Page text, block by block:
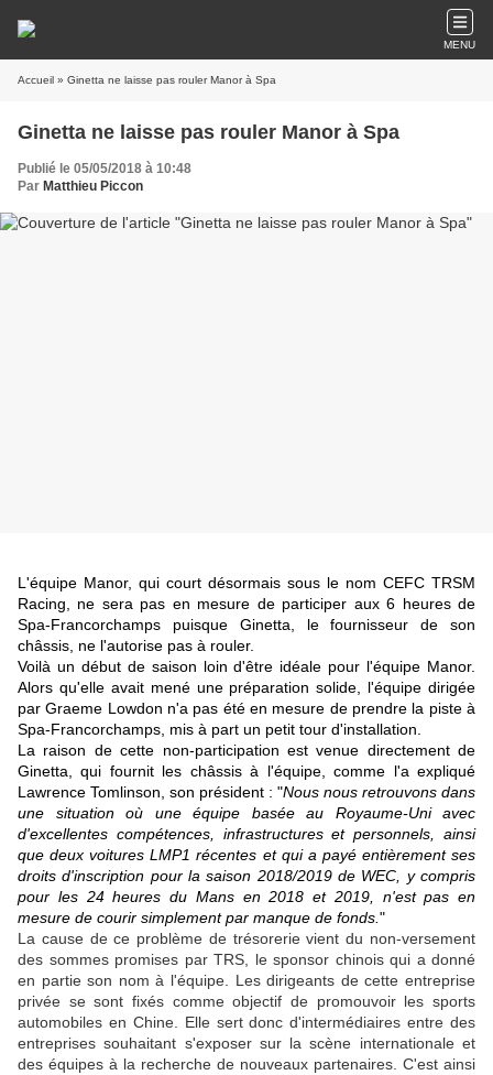
MENU
Accueil » Ginetta ne laisse pas rouler Manor à Spa
Ginetta ne laisse pas rouler Manor à Spa
Publié le 05/05/2018 à 10:48
Par Matthieu Piccon
L'équipe Manor, qui court désormais sous le nom CEFC TRSM
Racing, ne sera pas en mesure de participer aux 6 heures de
Spa-Francorchamps puisque Ginetta, le fournisseur de son
châssis, ne l'autorise pas à rouler.
Voilà un début de saison loin d'être idéale pour l'équipe Manor.
Alors qu'elle avait mené une préparation solide, l'équipe dirigée
par Graeme Lowdon n'a pas été en mesure de prendre la piste à
Spa-Francorchamps, mis à part un petit tour d'installation.
La raison de cette non-participation est venue directement de
Ginetta, qui fournit les châssis à l'équipe, comme l'a expliqué
Lawrence Tomlinson, son président : "Nous nous retrouvons dans
une situation où une équipe basée au Royaume-Uni avec
d'excellentes compétences, infrastructures et personnels, ainsi
que deux voitures LMP1 récentes et qui a payé entièrement ses
droits d'inscription pour la saison 2018/2019 de WEC, y compris
pour les 24 heures du Mans en 2018 et 2019, n'est pas en
mesure de courir simplement par manque de fonds. "
La cause de ce problème de trésorerie vient du non-versement
des sommes promises par TRS, le sponsor chinois qui a donné
en partie son nom à l'équipe. Les dirigeants de cette entreprise
privée se sont fixés comme objectif de promouvoir les sports
automobiles en Chine. Elle sert donc d'intermédiaires entre des
entreprises souhaitant s'exposer sur la scène internationale et
des équipes à la recherche de nouveaux partenaires. C'est ainsi